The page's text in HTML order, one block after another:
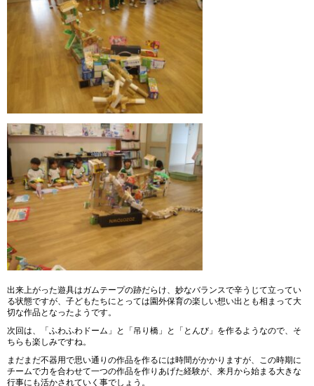
出来上がった遊具はガムテープの跡だらけ、妙なバランスで辛うじて立ってい
る状態ですが、子どもたちにとっては園外保育の楽しい想い出とも相まって大
切な作品となったようです。
次回は、「ふわふわドーム」と「吊り橋」と「とんび」を作るようなので、そ
ちらも楽しみですね。
まだまだ不器用で思い通りの作品を作るには時間がかかりますが、この時期に
チームで力を合わせて一つの作品を作りあげた経験が、来月から始まる大きな
行事にも活かされていく事でしょう。